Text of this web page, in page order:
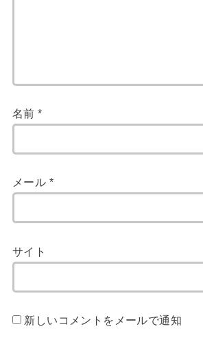
名前*
メール *
サイト
新しいコメントをメールで通知